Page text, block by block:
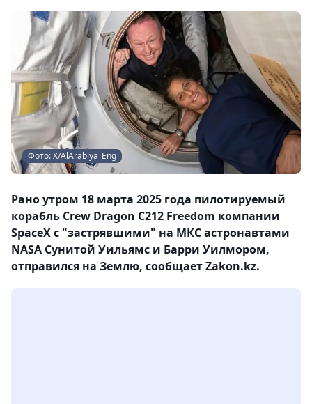
Фото: Х/AlArabiya_Eng
Рано утром 18 марта 2025 года пилотируемый
корабль Crew Dragon C212 Freedom компании
SpaceX с "застрявшими" на МКС астронавтами
NASA Сунитой Уильямс и Барри Уилмором,
отправился на Землю, сообщает Zakon.kz.